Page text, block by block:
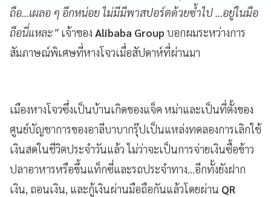
ถือ...เผลอ ๆ อีกหน่อย ไม่มีมีพาสปอร์ตด้วยซ้ำไป ...อยู่ในมือ
ถือนี่แหละ” เจ้าของ Alibaba Group บอกผมระหว่างการ
สัมภาษณ์พิเศษที่หางโจวเมื่อสัปดาห์ที่ผ่านมา
เมืองหางโจวซึ่งเป็นบ้านเกิดของแจ็ค หม่าและเป็นที่ตั้งของ
ศูนย์บัญชาการของอาลีบาบากรุ๊ปเป็นแหล่งทดลองการเลิกใช้
เงินสดในชีวิตประจำวันแล้ว ไม่ว่าจะเป็นการจ่ายเงินซื้อข้าว
ปลาอาหารหรือขึ้นแท็กซี่และรถประจำทาง...อีกทั้งยังฝาก
เงิน, ถอนเงิน, และกู้เงินผ่านมือถือกันแล้วโดยผ่าน QR